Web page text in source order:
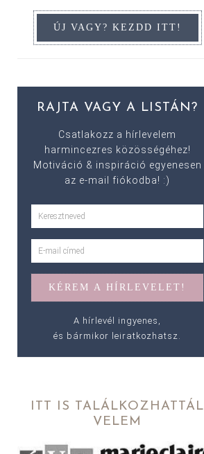
RAJTA VAGY A LISTÁN?
Csatlakozz a hírlevelem
harmincezres közösségéhez!
Motiváció & inspiráció egyenesen
az e-mail fiókodba! :)
A hírlevél ingyenes,
és bármikor leiratkozhatsz.
ITT IS TALÁLKOZHATTÁL
VELEM